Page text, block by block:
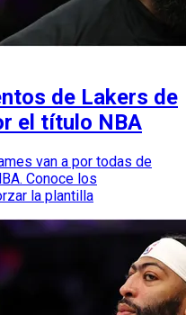
de Lakers de
el título NBA
van a por todas de
Conoce los
la plantilla